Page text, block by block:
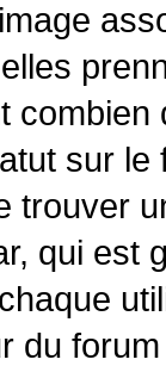
sur le
trouver
qui est
du